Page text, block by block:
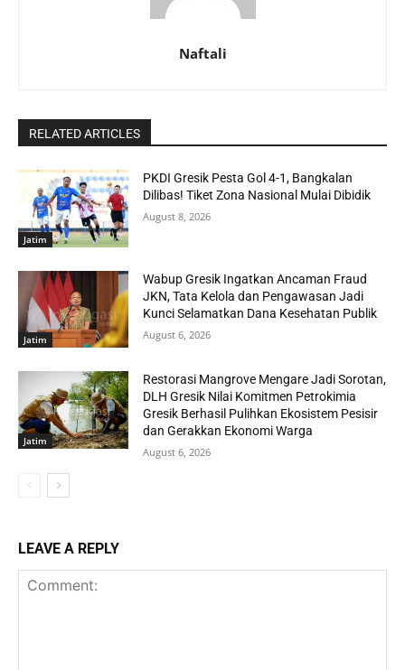
Naftali
RELATED ARTICLES
Jatim
PKDI Gresik Pesta Gol 4-1, Bangkalan
Dilibas! Tiket Zona Nasional Mulai Dibidik
August 8, 2026
Jatim
Wabup Gresik Ingatkan Ancaman Fraud
JKN, Tata Kelola dan Pengawasan Jadi
Kunci Selamatkan Dana Kesehatan Publik
August 6, 2026
Jatim
Restorasi Mangrove Mengare Jadi Sorotan,
DLH Gresik Nilai Komitmen Petrokimia
Gresik Berhasil Pulihkan Ekosistem Pesisir
dan Gerakkan Ekonomi Warga
August 6, 2026
LEAVE A REPLY